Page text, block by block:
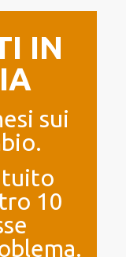
IN
sui
10